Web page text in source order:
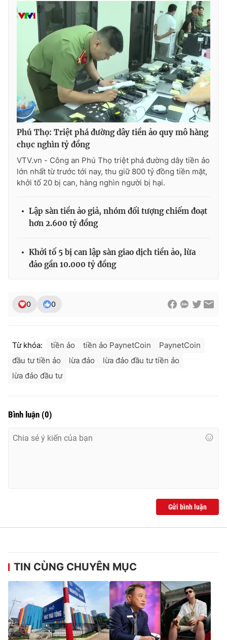
Phú Thọ: Triệt phá đường dây tiền ảo quy mô hàng
chục nghìn tỷ đồng
VTV.vn - Công an Phú Thọ triệt phá đường dây tiền ảo
lớn nhất từ trước tới nay, thu giữ 800 tỷ đồng tiền mặt,
khởi tố 20 bị can, hàng nghìn người bị hại.
Lập sàn tiền ảo giả, nhóm đối tượng chiếm đoạt
hơn 2.600 tỷ đồng
Khởi tố 5 bị can lập sàn giao dịch tiền ảo, lừa
đảo gần 10.000 tỷ đồng
0 0
Từ khóa: tiền ảo tiền ảo PaynetCoin
PaynetCoin
đầu tư tiền ảo
lừa đảo
lừa đảo đầu tư tiền ảo
lừa đảo đầu tư
Bình luận (0)
Gửi bình luận
TIN CÙNG CHUYÊN MỤC